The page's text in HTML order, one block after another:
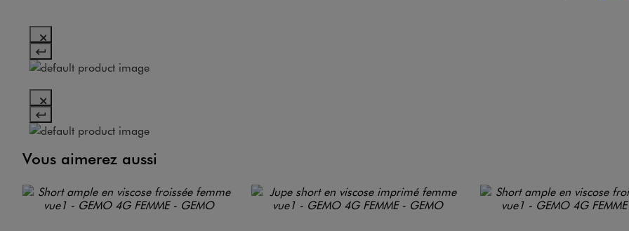
Vous aimerez aussi